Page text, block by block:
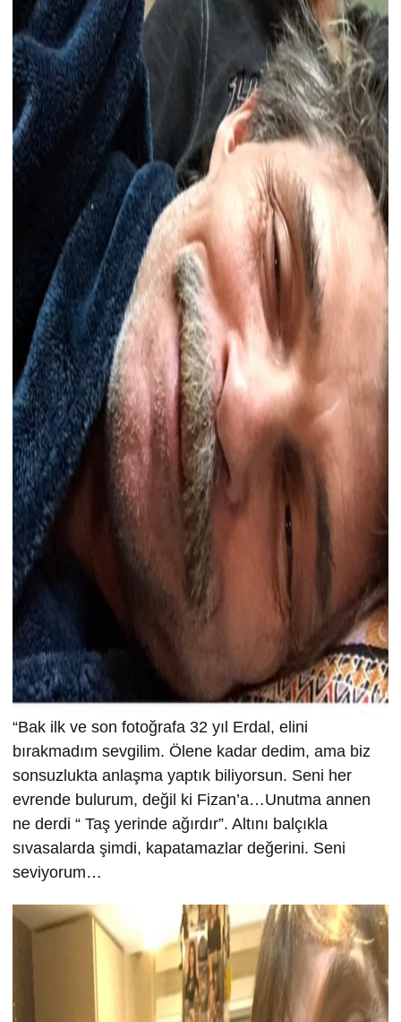
“Bak ilk ve son fotoğrafa 32 yıl Erdal, elini
bırakmadım sevgilim. Ölene kadar dedim, ama biz
sonsuzlukta anlaşma yaptık biliyorsun. Seni her
evrende bulurum, değil ki Fizan’a…Unutma annen
ne derdi “ Taş yerinde ağırdır”. Altını balçıkla
sıvasalarda şimdi, kapatamazlar değerini. Seni
seviyorum…